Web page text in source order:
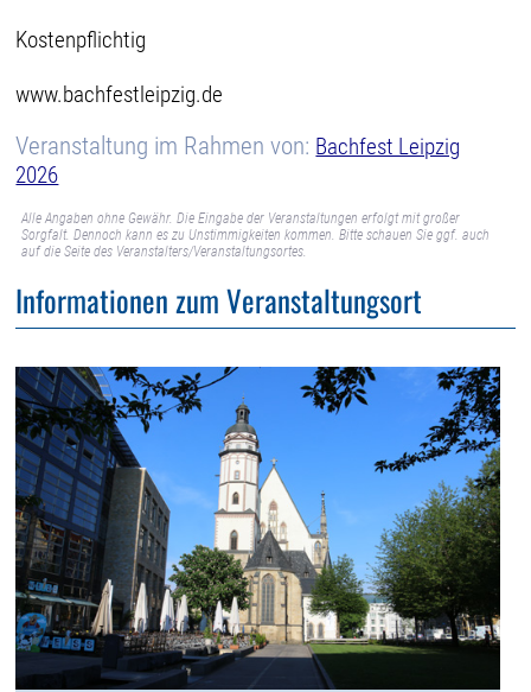
Kostenpflichtig
www.bachfestleipzig.de
Veranstaltung im Rahmen von: Bachfest Leipzig
2026
Alle Angaben ohne Gewähr. Die Eingabe der Veranstaltungen erfolgt mit großer
Sorgfalt. Dennoch kann es zu Unstimmigkeiten kommen. Bitte schauen Sie ggf. auch
auf die Seite des Veranstalters/Veranstaltungsortes.
Informationen zum Veranstaltungsort